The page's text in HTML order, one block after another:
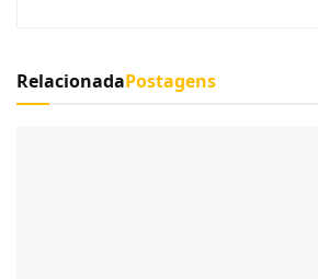
RelacionadaPostagens